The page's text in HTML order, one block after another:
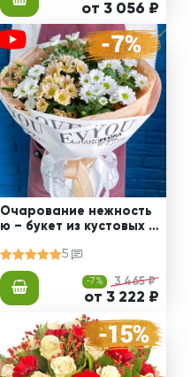
от 3 056 ₽
Очарование нежность
ю – букет из кустовых х
5
-7% 3 465 ₽
от 3 222 ₽